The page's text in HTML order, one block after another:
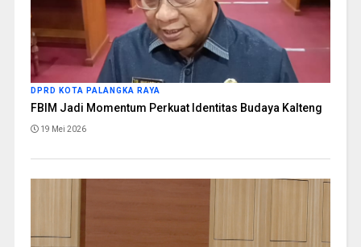
DPRD KOTA PALANGKA RAYA
FBIM Jadi Momentum Perkuat Identitas Budaya Kalteng
19 Mei 2026